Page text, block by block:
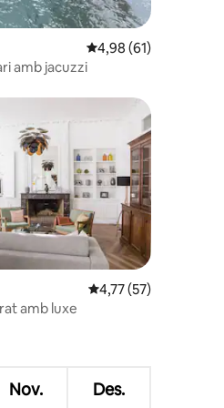
4,98 de puntuació
4,98 (61)
amb jacuzzi
de 5; 39 avaluacions
4,77 de puntuació
4,77 (57)
amb luxe
Nov. Des.